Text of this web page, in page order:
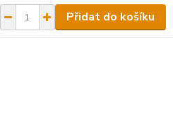
Přidat do košíku